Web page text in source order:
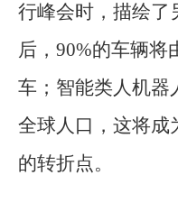
行峰会时，描绘了
后，90%的车辆
车；智能类人机器
全球人口，这将成
的转折点。